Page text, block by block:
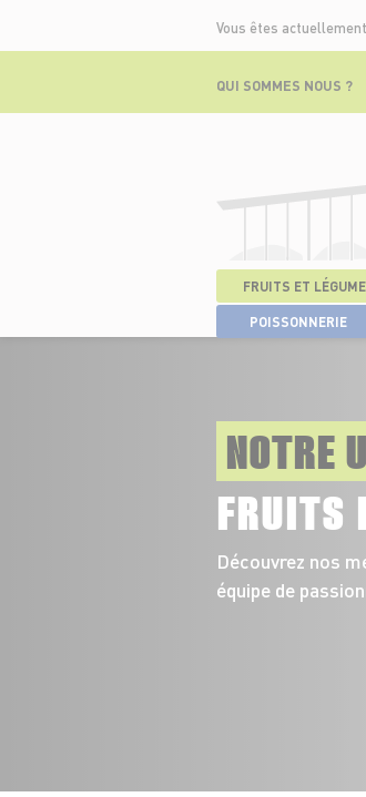
Vous êtes
QUI SOMMES NOUS ?
FRUITS ET
POISSONNERIE
ACCUEIL > NOTRE
NOTRE
FRUITS
Découvrez nos
équipe de